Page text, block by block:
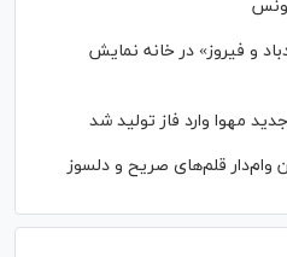
و فیروز» در خانه نمایش
مهوا وارد فاز تولید شد
وام‌دار قلم‌های صریح و دلسوز